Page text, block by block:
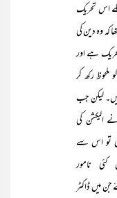
اس تحریک
کہ وہ دین کی
ہے اور
رکھ کر
لیکن جب
الیکشن کی
کی تو اس سے
۱۹۵۷ء میں کئی نامور
جن میں ڈاکٹر